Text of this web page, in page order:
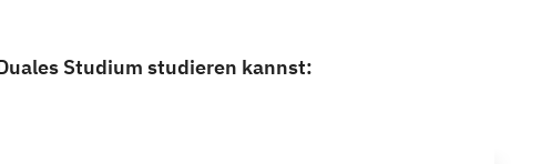
Studium studieren kannst: